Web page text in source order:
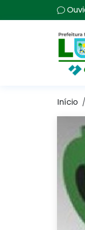
Início